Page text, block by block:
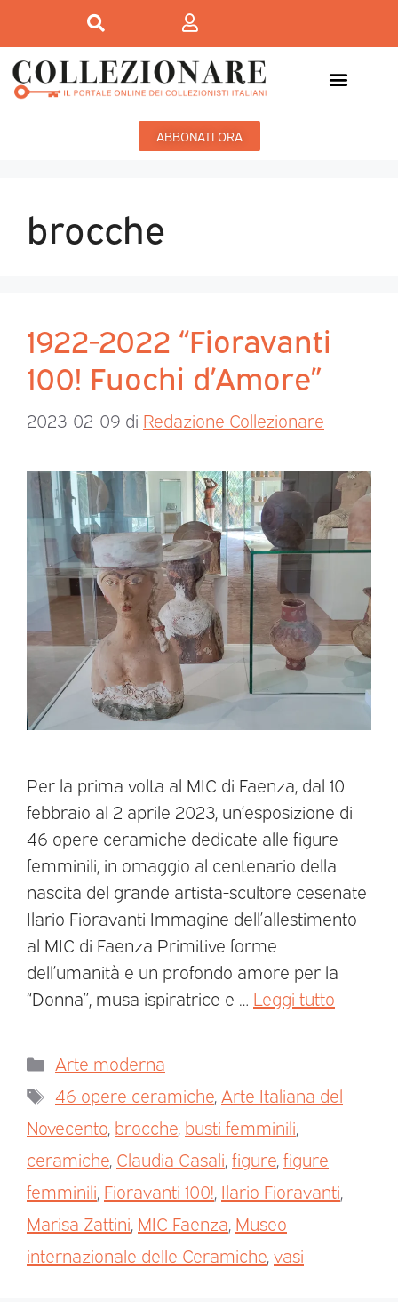
ABBONATI ORA
brocche
1922-2022 “Fioravanti
100! Fuochi d’Amore”
2023-02-09 di Redazione Collezionare
Per la prima volta al MIC di Faenza, dal 10
febbraio al 2 aprile 2023, un’esposizione di
46 opere ceramiche dedicate alle figure
femminili, in omaggio al centenario della
nascita del grande artista-scultore cesenate
Ilario Fioravanti Immagine dell’allestimento
al MIC di Faenza Primitive forme
dell’umanità e un profondo amore per la
“Donna’’, musa ispiratrice e … Leggi tutto
Arte moderna
46 opere ceramiche, Arte Italiana del
Novecento, brocche, busti femminili,
ceramiche, Claudia Casali,figure,figure
femminili, Fioravanti 100!, Ilario Fioravanti,
Marisa Zattini, MIC Faenza, Museo
internazionale delle Ceramiche,vasi